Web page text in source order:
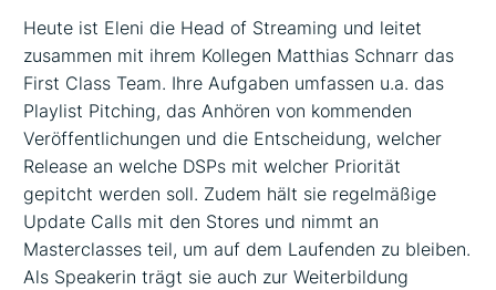
Heute ist Eleni die Head of Streaming und leitet
zusammen mit ihrem Kollegen Matthias Schnarr das
First Class Team. Ihre Aufgaben umfassen u.a. das
Playlist Pitching, das Anhören von kommenden
Veröffentlichungen und die Entscheidung, welcher
Release an welche DSPs mit welcher Priorität
gepitcht werden soll. Zudem hält sie regelmäßige
Update Calls mit den Stores und nimmt an
Masterclasses teil, um auf dem Laufenden zu bleiben.
Als Speakerin trägt sie auch zur Weiterbildung